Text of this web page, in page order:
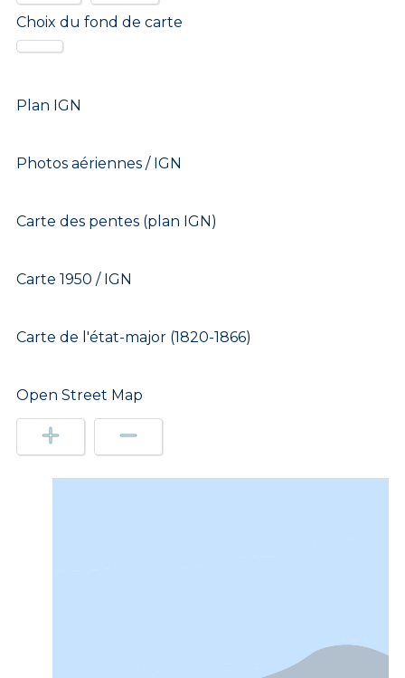
Choix du fond de carte
Plan IGN
Photos aériennes / IGN
Carte des pentes (plan IGN)
Carte 1950 / IGN
Carte de l'état-major (1820-1866)
Open Street Map